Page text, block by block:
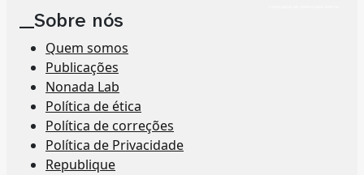
__Sobre nós
Quem somos
Publicações
Nonada Lab
Política de ética
Política de correções
Política de Privacidade
Republique